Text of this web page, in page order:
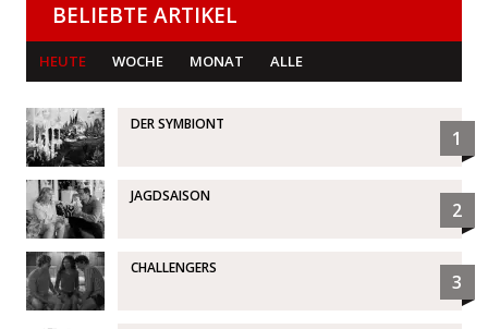
BELIEBTE ARTIKEL
HEUTE WOCHE MONAT ALLE
DER SYMBIONT
1
JAGDSAISON
2
CHALLENGERS
3